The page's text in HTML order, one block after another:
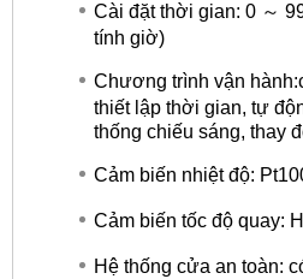
Cài đặt thời gian: 0 ～
tính giờ)
Chương trình vận
thiết lập thời gian, tự
thống chiếu sáng, thay
Cảm biến nhiệt độ:
Cảm biến tốc độ quay:
Hệ thống cửa an toàn: